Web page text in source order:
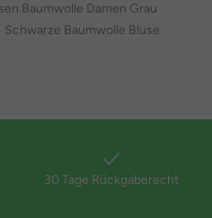
Baumwolle Damen Grau
Schwarze Baumwolle Bluse
30 Tage Rückgaberecht